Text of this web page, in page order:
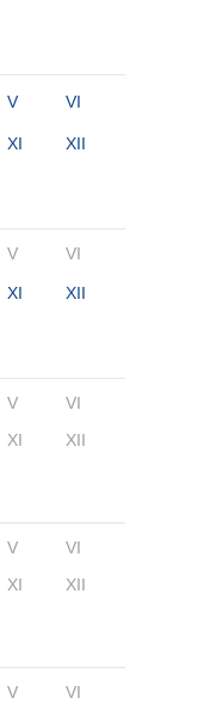
V VI
XI XII
V VI
XI XII
V
VI
XI XII
V
VI
XI XII
V
VI